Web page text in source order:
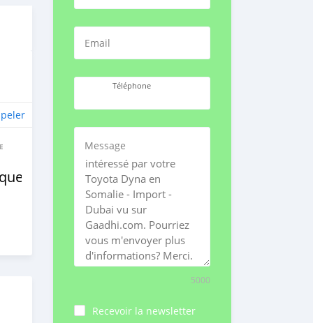
Email
Téléphone
Message
5000
Recevoir la newsletter